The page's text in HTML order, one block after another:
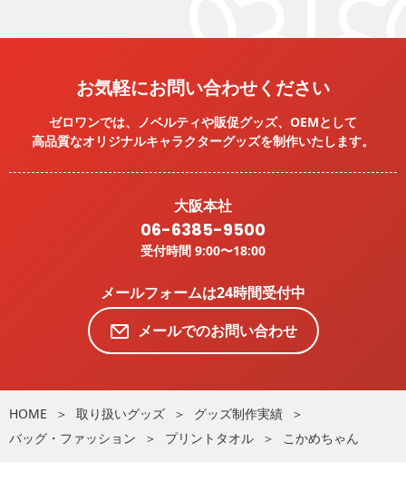
お気軽にお問い合わせください
ゼロワンでは、ノベルティや販促グッズ、OEMとして
高品質なオリジナルキャラクターグッズを制作いたします。
大阪本社
06-6385-9500
受付時間 9:00〜18:00
メールフォームは24時間受付中
メールでのお問い合わせ
HOME 取り扱いグッズ
グッズ制作実績
バッグ・ファッション
プリントタオル こかめちゃん